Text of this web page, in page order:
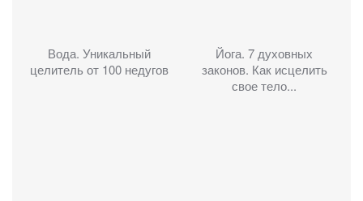
Вода. Уникальный
целитель от 100 недугов
Йога. 7 духовных
законов. Как исцелить
свое тело...